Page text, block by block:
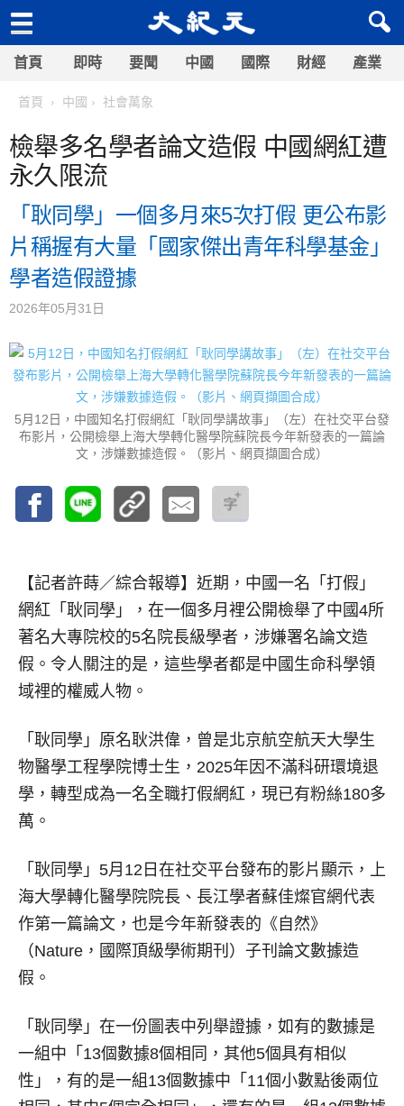
首頁 即時 要聞 中國 國際 財經 產業
首頁 中國 社會萬象
檢舉多名學者論文造假 中國網紅遭
永久限流
「耿同學」一個多月來5次打假 更公布影
片稱握有大量「國家傑出青年科學基金」
學者造假證據
2026年05月31日
5月12日，中國知名打假網紅「耿同學講故事」（左）在社交平台發
布影片，公開檢舉上海大學轉化醫學院蘇院長今年新發表的一篇論
文，涉嫌數據造假。（影片、網頁擷圖合成）
【記者許蒔／綜合報導】 近期，中國一名「打假」
網紅「耿同學」，在一個多月裡公開檢舉了中國4所
著名大專院校的5名院長級學者，涉嫌署名論文造
假。令人關注的是，這些學者都是中國生命科學領
域裡的權威人物。
「耿同學」原名耿洪偉，曾是北京航空航天大學生
物醫學工程學院博士生，2025年因不滿科研環境退
學，轉型成為一名全職打假網紅，現已有粉絲180多
萬。
「耿同學」5月12日在社交平台發布的影片顯示，上
海大學轉化醫學院院長、長江學者蘇佳燦官網代表
作第一篇論文，也是今年新發表的《自然》
（Nature，國際頂級學術期刊）子刊論文數據造
假。
「耿同學」在一份圖表中列舉證據，如有的數據是
一組中「13個數據8個相同，其他5個具有相似
性」，有的是一組13個數據中「11個小數點後兩位